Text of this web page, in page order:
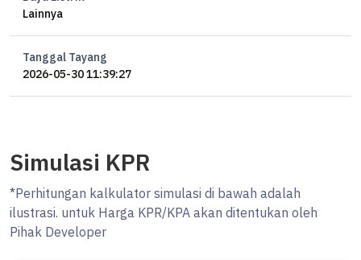
#cipeteraya #ocasaproperty #rumahdijual #rumahlama
Lainnya
Tanggal Tayang
2026-05-30 11:39:27
Simulasi KPR
*Perhitungan kalkulator simulasi di bawah adalah
ilustrasi. untuk Harga KPR/KPA akan ditentukan oleh
Pihak Developer